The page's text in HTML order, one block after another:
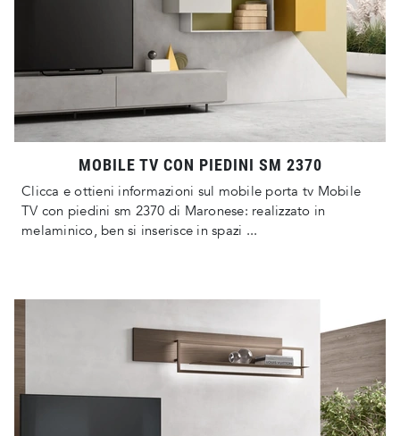
MOBILE TV CON PIEDINI SM 2370
Clicca e ottieni informazioni sul mobile porta tv Mobile
TV con piedini sm 2370 di Maronese: realizzato in
melaminico, ben si inserisce in spazi ...